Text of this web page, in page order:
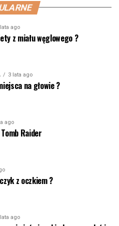
ago
z miału węglowego ?
3 lata ago
na głowie ?
ago
Raider
z oczkiem ?
ago